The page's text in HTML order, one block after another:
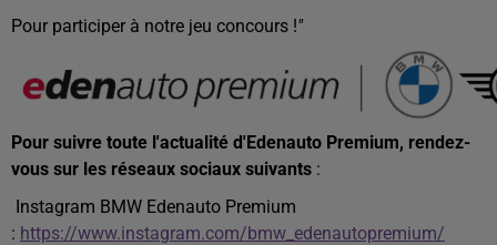
Pour participer à notre jeu concours !"
Pour suivre toute l'actualité d'Edenauto Premium, rendez-
vous sur les réseaux sociaux suivants :
Instagram BMW Edenauto Premium
: https://www.instagram.com/bmw_edenautopremium/